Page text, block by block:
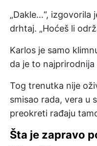
„Dakle…“, izgovorila
drhtaj. „Hoćeš li
Karlos je samo
da je to
Tog trenutka nije
smisao rada, vera u
preokreti rađaju
Šta je zapravo